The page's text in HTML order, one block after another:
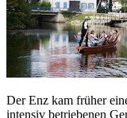
Der Enz kam früher
intensiv betriebenen